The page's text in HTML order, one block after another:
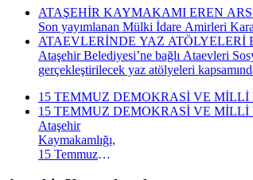
ATAŞEHİR KAYMAKAMI EREN
Son yayımlanan Mülki İdare Amirleri
ATAEVLERİNDE YAZ ATÖLYELERİ
Ataşehir Belediyesi’ne bağlı Ataevleri
gerçekleştirilecek yaz atölyeleri
15 TEMMUZ DEMOKRASİ VE
15 TEMMUZ DEMOKRASİ VE
Ataşehir
Kaymakamlığı,
15 Temmuz